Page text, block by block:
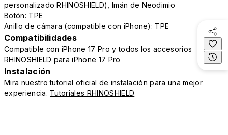
personalizado RHINOSHIELD), Imán de Neodimio
Botón: TPE
Anillo de cámara (compatible con iPhone): TPE
Compatibilidades
Compatible con iPhone 17 Pro y todos los accesorios
RHINOSHIELD para iPhone 17 Pro
Instalación
Mira nuestro tutorial oficial de instalación para una mejor
experiencia. Tutoriales RHINOSHIELD